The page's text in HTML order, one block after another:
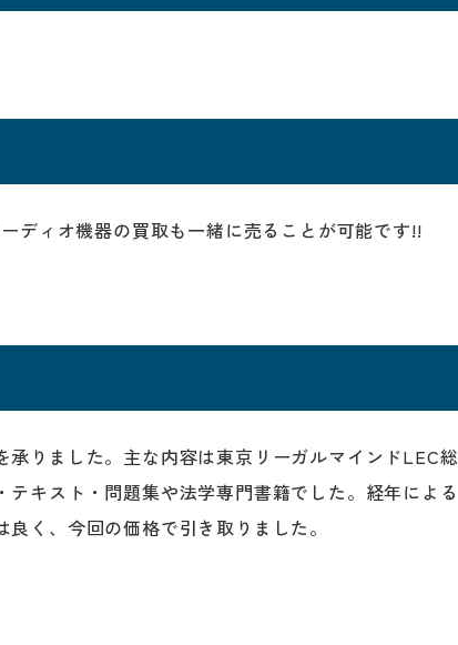
ディオ機器の買取も一緒に売ることが可能です!!
りました。主な内容は東京リーガルマインドLEC総
キスト・問題集や法学専門書籍でした。経年による
く、今回の価格で引き取りました。